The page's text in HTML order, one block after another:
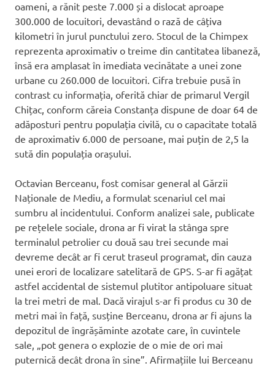
oameni, a rănit peste 7.000 și a dislocat aproape
300.000 de locuitori, devastând o rază de câțiva
kilometri în jurul punctului zero. Stocul de la Chimpex
reprezenta aproximativ o treime din cantitatea libaneză,
însă era amplasat în imediata vecinătate a unei zone
urbane cu 260.000 de locuitori. Cifra trebuie pusă în
contrast cu informația, oferită chiar de primarul Vergil
Chițac, conform căreia Constanța dispune de doar 64 de
adăposturi pentru populația civilă, cu o capacitate totală
de aproximativ 6.000 de persoane, mai puțin de 2,5 la
sută din populația orașului.
Octavian Berceanu, fost comisar general al Gărzii
Naționale de Mediu, a formulat scenariul cel mai
sumbru al incidentului. Conform analizei sale, publicate
pe rețelele sociale, drona ar fi virat la stânga spre
terminalul petrolier cu două sau trei secunde mai
devreme decât ar fi cerut traseul programat, din cauza
unei erori de localizare satelitară de GPS. S-ar fi agățat
astfel accidental de sistemul plutitor antipoluare situat
la trei metri de mal. Dacă virajul s-ar fi produs cu 30 de
metri mai în față, susține Berceanu, drona ar fi ajuns la
depozitul de îngrășăminte azotate care, în cuvintele
sale, „pot genera o explozie de o mie de ori mai
puternică decât drona în sine”. Afirmațiile lui Berceanu